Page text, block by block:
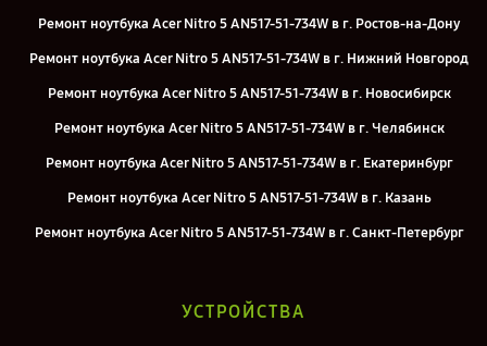
Ремонт ноутбука Acer Nitro 5 AN517-51-734W в г. Ростов-на-Дону
Ремонт ноутбука Acer Nitro 5 AN517-51-734W в г. Нижний Новгород
Ремонт ноутбука Acer Nitro 5 AN517-51-734W в г. Новосибирск
Ремонт ноутбука Acer Nitro 5 AN517-51-734W в г. Челябинск
Ремонт ноутбука Acer Nitro 5 AN517-51-734W в г. Екатеринбург
Ремонт ноутбука Acer Nitro 5 AN517-51-734W в г. Казань
Ремонт ноутбука Acer Nitro 5 AN517-51-734W в г. Санкт-Петербург
УСТРОЙСТВА